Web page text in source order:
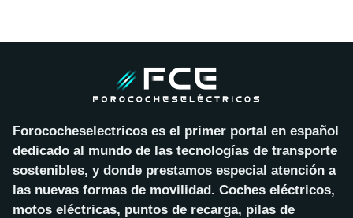
Forococheselectricos es el primer portal en español
dedicado al mundo de las tecnologías de transporte
sostenibles, y donde prestamos especial atención a
las nuevas formas de movilidad. Coches eléctricos,
motos eléctricas, puntos de recarga, pilas de